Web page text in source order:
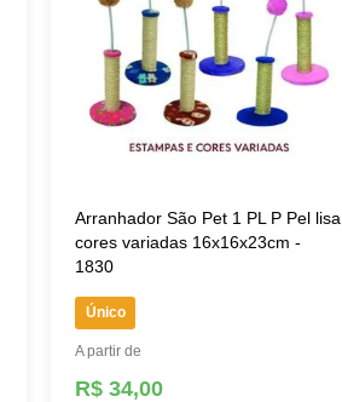
Arranhador São Pet 1 PL P Pel lisa
cores variadas 16x16x23cm -
1830
Único
A partir de
R$ 34,00